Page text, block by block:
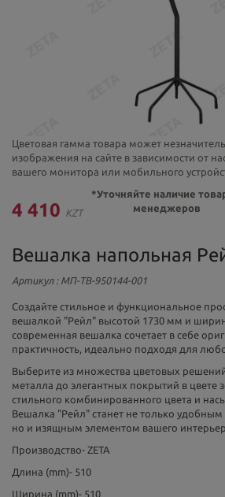
Цветовая гамма товара может
изображения на сайте в зависимости от
вашего монитора или мобильного
4 410 KZT
*Уточняйте наличие
менеджеров
Вешалка напольная
Артикул: МП-ТВ-950144-001
Создайте стильное и функциональное
вешалкой "Рейл" высотой 1730 мм и
современная вешалка сочетает в себе
практичность, идеально подходя для
Выберите из множества цветовых
металла до элегантных покрытий в цвете
стильного комбинированного цвета и
Вешалка "Рейл" станет не только
но и изящным элементом вашего
Производство- ZETA
Длина (mm)- 510
Ширина (mm)- 510